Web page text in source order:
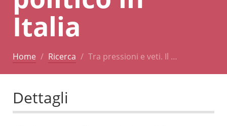
Italia
Home Ricerca Tra pressioni e veti. Il …
Dettagli